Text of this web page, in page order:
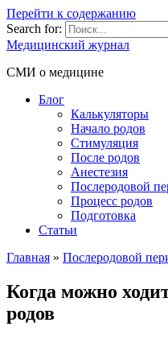
Перейти к содержанию
Search for:
Медицинский журнал
СМИ о медицине
Блог
Калькуляторы
Начало родов
Стимуляция
После родов
Анестезия
Послеродовой
Процесс родов
Подготовка
Статьи
Главная » Послеродовой
Когда можно
родов